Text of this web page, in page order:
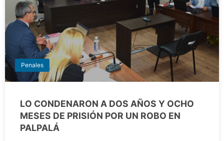
Penales
LO CONDENARON A DOS AÑOS Y OCHO
MESES DE PRISIÓN POR UN ROBO EN
PALPALÁ